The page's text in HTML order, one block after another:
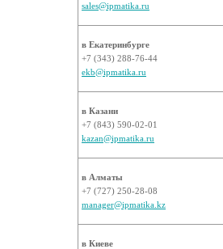
sales@ipmatika.ru
в Екатеринбурге
+7 (343) 288-76-44
ekb@ipmatika.ru
в Казани
+7 (843) 590-02-01
kazan@ipmatika.ru
в Алматы
+7 (727) 250-28-08
manager@ipmatika.kz
в Киеве